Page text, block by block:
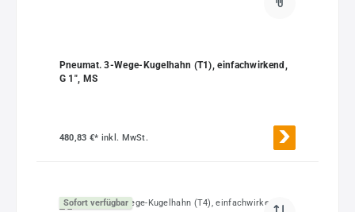
Pneumat. 3-Wege-Kugelhahn (T1), einfachwirkend,
G 1", MS
480,83 €* inkl. MwSt.
Sofort verfügbar